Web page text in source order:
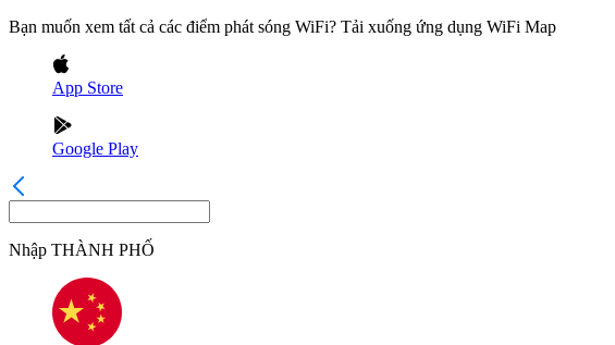
Bạn muốn xem tất cả các điểm phát sóng WiFi? Tải xuống ứng dụng WiFi Map
App Store
Google Play
Nhập THÀNH PHỐ